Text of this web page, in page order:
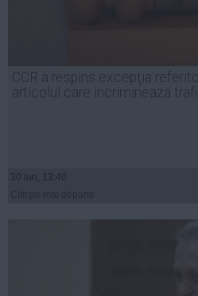
CCR a respins excepţia
articolul care incriminează
30 iun, 13:40